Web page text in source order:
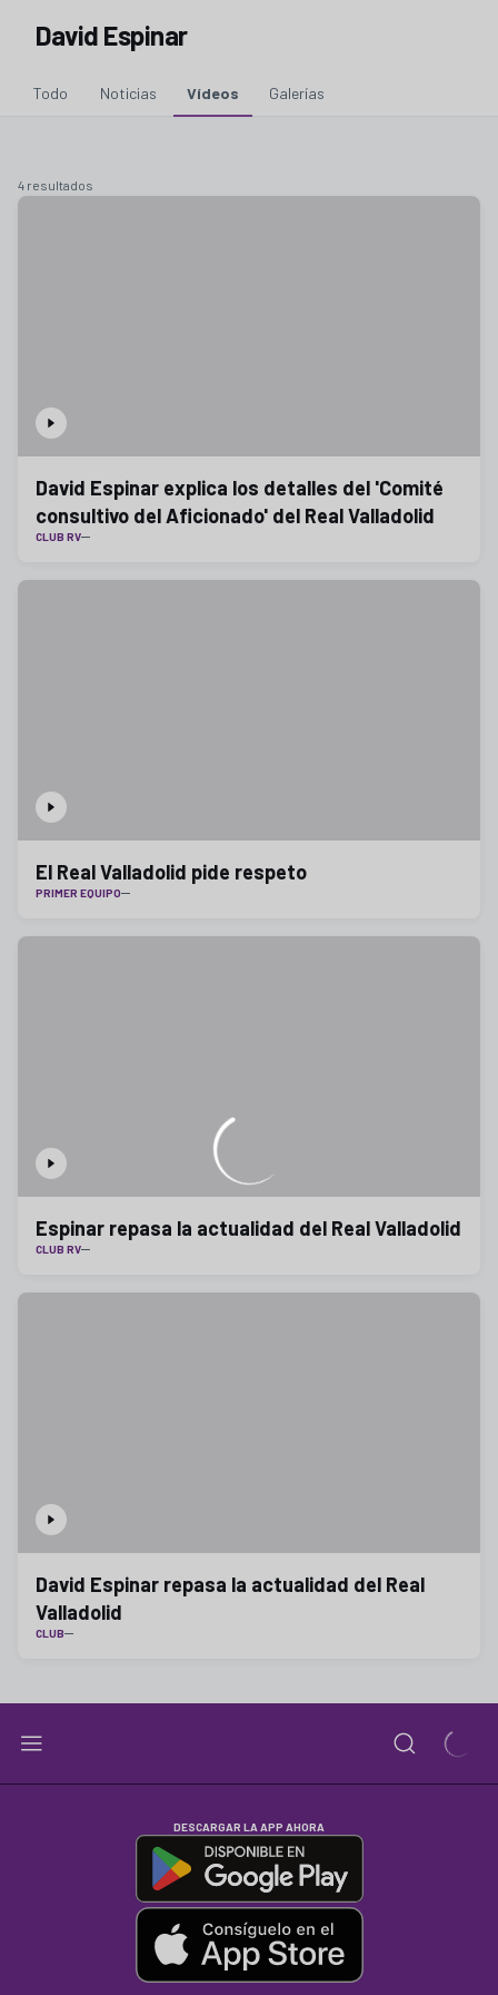
David Espinar
Todo Noticias Vídeos Galerías
4 resultados
David Espinar explica los detalles del 'Comité
consultivo del Aficionado' del Real Valladolid
CLUB RV
El Real Valladolid pide respeto
PRIMER EQUIPO
Espinar repasa la actualidad del Real Valladolid
CLUB RV
David Espinar repasa la actualidad del Real
Valladolid
CLUB
DESCARGAR LA APP AHORA